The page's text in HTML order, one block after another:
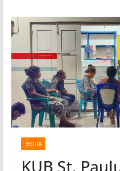
BERITA
KUB St.